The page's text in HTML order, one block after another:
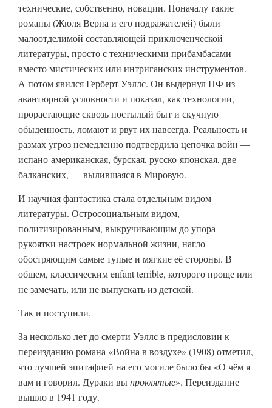
технические, собственно, новации. Поначалу такие
романы (Жюля Верна и его подражателей) были
малоотделимой составляющей приключенческой
литературы, просто с техническими прибамбасами
вместо мистических или интриганских инструментов.
А потом явился Герберт Уэллс. Он выдернул НФ из
авантюрной условности и показал, как технологии,
прорастающие сквозь постылый быт и скучную
обыденность, ломают и рвут их навсегда. Реальность и
размах угроз немедленно подтвердила цепочка войн —
испано-американская, бурская, русско-японская, две
балканских, — вылившаяся в Мировую.
И научная фантастика стала отдельным видом
литературы. Остросоциальным видом,
политизированным, выкручивающим до упора
рукоятки настроек нормальной жизни, нагло
обостряющим самые тупые и мягкие её стороны. В
общем, классическим enfant terrible, которого проще или
не замечать, или не выпускать из детской.
Так и поступили.
За несколько лет до смерти Уэллс в предисловии к
переизданию романа «Война в воздухе» (1908) отметил,
что лучшей эпитафией на его могиле было бы «О чём я
вам и говорил. Дураки выпроклятые». Переиздание
вышло в 1941 году.